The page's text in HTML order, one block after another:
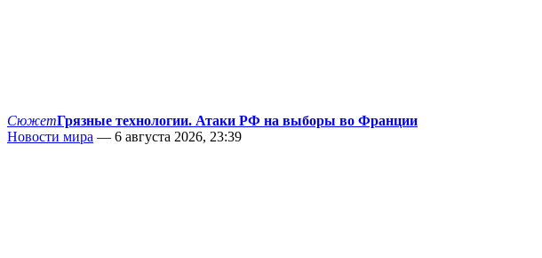
СюжетГрязные технологии. Атаки РФ на выборы во Франции
Новости мира — 6 августа 2026, 23:39